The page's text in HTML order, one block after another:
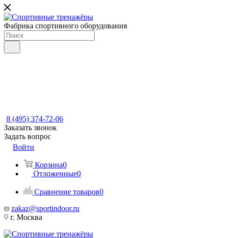
Фабрика спортивного оборудования
8 (495) 374-72-06
Заказать звонок
Задать вопрос
Войти
Корзина0
Отложенные0
Сравнение товаров0
zakaz@sportindoor.ru
г. Москва